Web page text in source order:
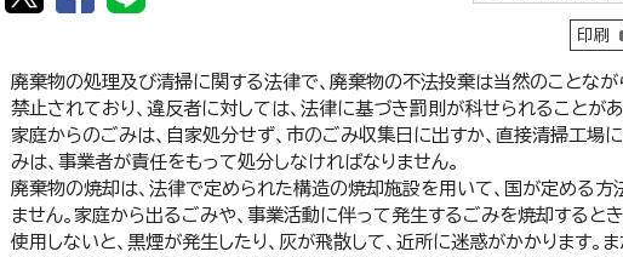
印刷
廃棄物の処理及び清掃に関する法律で、廃棄物の不法投棄は当然のことなが
禁止されており、違反者に対しては、法律に基づき罰則が科せられることがあ
家庭からのごみは、自家処分せず、市のごみ収集日に出すか、直接清掃工場
みは、事業者が責任をもって処分しなければなりません。
廃棄物の焼却は、法律で定められた構造の焼却施設を用いて、国が定める方
ません。家庭から出るごみや、事業活動に伴って発生するごみを焼却すると
使用しないと、黒煙が発生したり、灰が飛散して、近所に迷惑がかかります。